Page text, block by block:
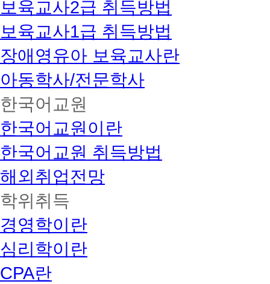
보육교사2급 취득방법
보육교사1급 취득방법
장애영유아 보육교사란
아동학사/전문학사
한국어교원
한국어교원이란
한국어교원 취득방법
해외취업전망
학위취득
경영학이란
심리학이란
CPA란